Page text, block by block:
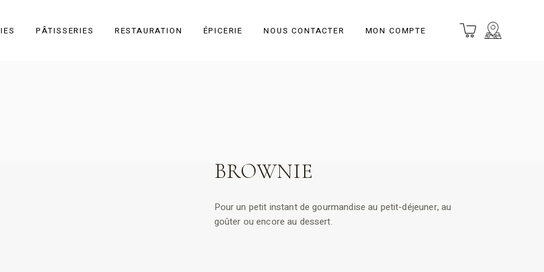
PÂTISSERIES RESTAURATION ÉPICERIE NOUS CONTACTER MON COMPTE
BROWNIE
Pour un petit instant de gourmandise au petit-déjeuner, au
goûter ou encore au dessert.